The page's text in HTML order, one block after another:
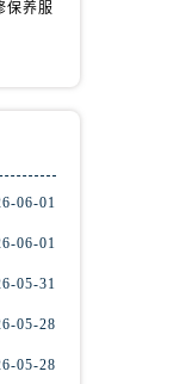
保养服
06-01
06-01
05-31
05-28
05-28